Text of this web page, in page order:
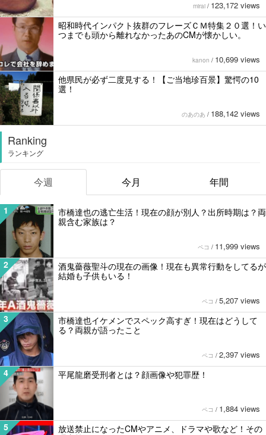
mirai / 123,172 views
昭和時代インパクト抜群のフレーズＣＭ特集２０選！い
つまでも頭から離れなかったあのCMが懐かしい。
kanon / 10,699 views
他県民が必ず二度見する！【ご当地珍百景】驚愕の10
選！
のあのあ / 188,142 views
Ranking
ランキング
今週 今月 年間
1
市橋達也の逃亡生活！現在の顔が別人？出所時期は？両
親含む家族は？
ペコ / 11,999 views
2
酒鬼薔薇聖斗の現在の画像！現在も異常行動をしてるが
結婚も子供もいる！
ペコ / 5,207 views
3
市橋達也イケメンでスペック高すぎ！現在はどうして
る？両親が語ったこと
ペコ / 2,397 views
4 平尾龍磨受刑者とは？顔画像や犯罪歴！
ペコ / 1,884 views
5
放送禁止になったCMやアニメ、ドラマや歌など！その